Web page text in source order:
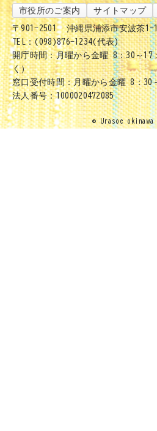
市役所のご案内 サイトマップ
〒901-2501
沖縄県浦添市安波茶1-
TEL：(098)876-1234(代表)
開庁時間：月曜から金曜 8：30～17
く）
窓口受付時間：月曜から金曜 8：30
法人番号：1000020472085
© Urasoe okinawa